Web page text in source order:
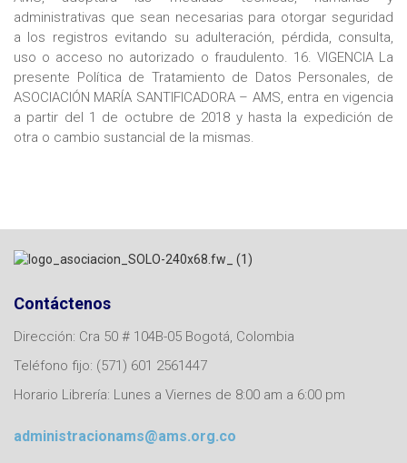
Contáctenos
Dirección: Cra 50 # 104B-05 Bogotá, Colombia
Teléfono fijo: (571) 601 2561447
Horario Librería: Lunes a Viernes de 8:00 am a 6:00 pm
administracionams@ams.org.co